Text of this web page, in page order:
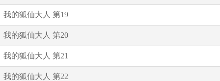
我的狐仙大人 第19
我的狐仙大人 第20
我的狐仙大人 第21
我的狐仙大人 第22